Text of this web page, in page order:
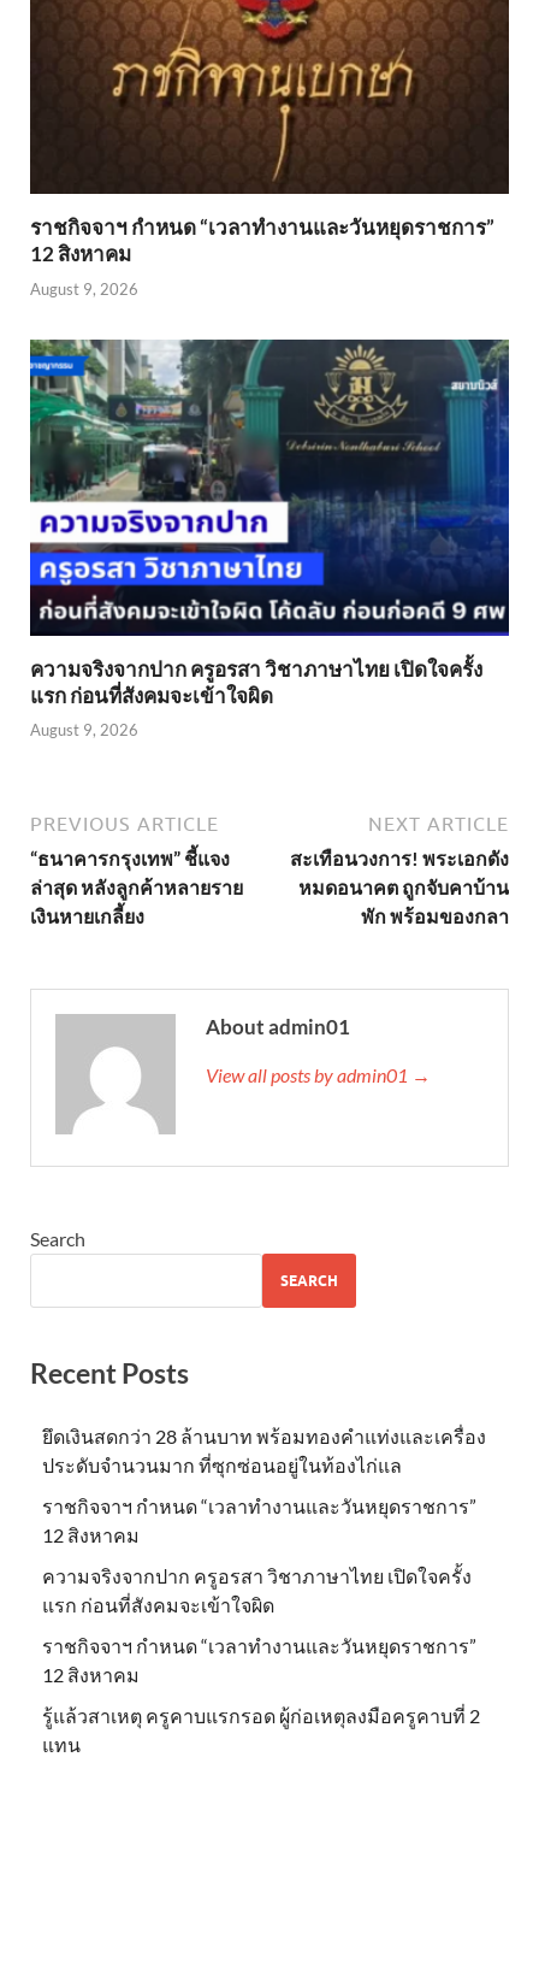
ราชกิจจาฯ กำหนด “เวลาทำงานและวันหยุดราชการ”
12 สิงหาคม
August 9, 2026
ความจริงจากปาก ครูอรสา วิชาภาษาไทย เปิดใจครั้ง
แรก ก่อนที่สังคมจะเข้าใจผิด
August 9, 2026
PREVIOUS ARTICLE
“ธนาคารกรุงเทพ” ชี้แจง
ล่าสุด หลังลูกค้าหลายราย
เงินหายเกลี้ยง
NEXT ARTICLE
สะเทือนวงการ! พระเอกดัง
หมดอนาคต ถูกจับคาบ้าน
พัก พร้อมของกลา
About admin01
View all posts by admin01 →
Search
SEARCH
Recent Posts
ยึดเงินสดกว่า 28 ล้านบาท พร้อมทองคำแท่งและเครื่อง
ประดับจำนวนมาก ที่ซุกซ่อนอยู่ในท้องไก่แล
ราชกิจจาฯ กำหนด “เวลาทำงานและวันหยุดราชการ”
12 สิงหาคม
ความจริงจากปาก ครูอรสา วิชาภาษาไทย เปิดใจครั้ง
แรก ก่อนที่สังคมจะเข้าใจผิด
ราชกิจจาฯ กำหนด “เวลาทำงานและวันหยุดราชการ”
12 สิงหาคม
รู้แล้วสาเหตุ ครูคาบแรกรอด ผู้ก่อเหตุลงมือครูคาบที่ 2
แทน